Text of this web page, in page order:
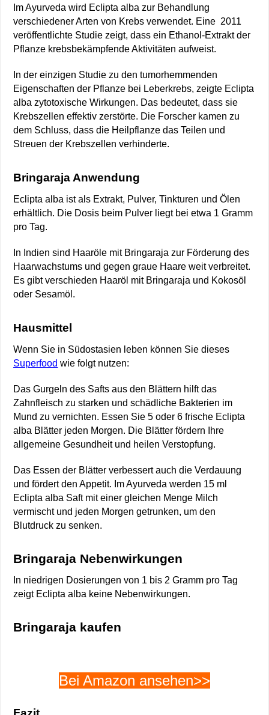
Im Ayurveda wird Eclipta alba zur Behandlung
verschiedener Arten von Krebs verwendet. Eine 2011
veröffentlichte Studie zeigt, dass ein Ethanol-Extrakt der
Pflanze krebsbekämpfende Aktivitäten aufweist.
In der einzigen Studie zu den tumorhemmenden
Eigenschaften der Pflanze bei Leberkrebs, zeigte Eclipta
alba zytotoxische Wirkungen. Das bedeutet, dass sie
Krebszellen effektiv zerstörte. Die Forscher kamen zu
dem Schluss, dass die Heilpflanze das Teilen und
Streuen der Krebszellen verhinderte.
Bringaraja Anwendung
Eclipta alba ist als Extrakt, Pulver, Tinkturen und Ölen
erhältlich. Die Dosis beim Pulver liegt bei etwa 1 Gramm
pro Tag.
In Indien sind Haaröle mit Bringaraja zur Förderung des
Haarwachstums und gegen graue Haare weit verbreitet.
Es gibt verschieden Haaröl mit Bringaraja und Kokosöl
oder Sesamöl.
Hausmittel
Wenn Sie in Südostasien leben können Sie dieses
Superfood wie folgt nutzen:
Das Gurgeln des Safts aus den Blättern hilft das
Zahnfleisch zu starken und schädliche Bakterien im
Mund zu vernichten. Essen Sie 5 oder 6 frische Eclipta
alba Blätter jeden Morgen. Die Blätter fördern Ihre
allgemeine Gesundheit und heilen Verstopfung.
Das Essen der Blätter verbessert auch die Verdauung
und fördert den Appetit. Im Ayurveda werden 15 ml
Eclipta alba Saft mit einer gleichen Menge Milch
vermischt und jeden Morgen getrunken, um den
Blutdruck zu senken.
Bringaraja Nebenwirkungen
In niedrigen Dosierungen von 1 bis 2 Gramm pro Tag
zeigt Eclipta alba keine Nebenwirkungen.
Bringaraja kaufen
Bei Amazon ansehen>>